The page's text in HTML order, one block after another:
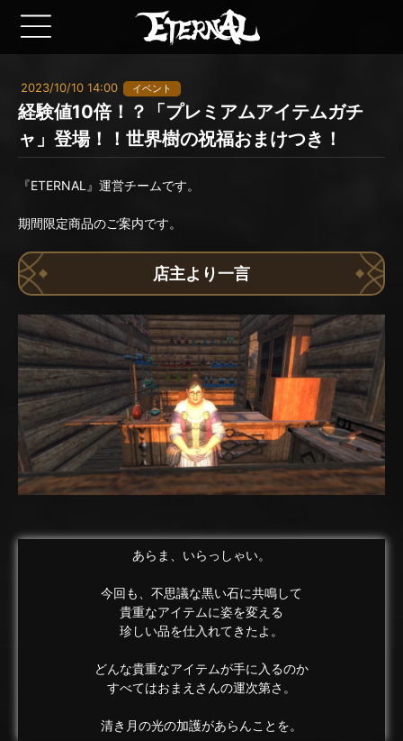
2023/10/10 14:00 イベント
経験値10倍！？「プレミアムアイテムガチ
ャ」登場！！世界樹の祝福おまけつき！
『ETERNAL』運営チームです。
期間限定商品のご案内です。
店主より一言
あらま、いらっしゃい。
今回も、不思議な黒い石に共鳴して
貴重なアイテムに姿を変える
珍しい品を仕入れてきたよ。
どんな貴重なアイテムが手に入るのか
すべてはおまえさんの運次第さ。
清き月の光の加護があらんことを。